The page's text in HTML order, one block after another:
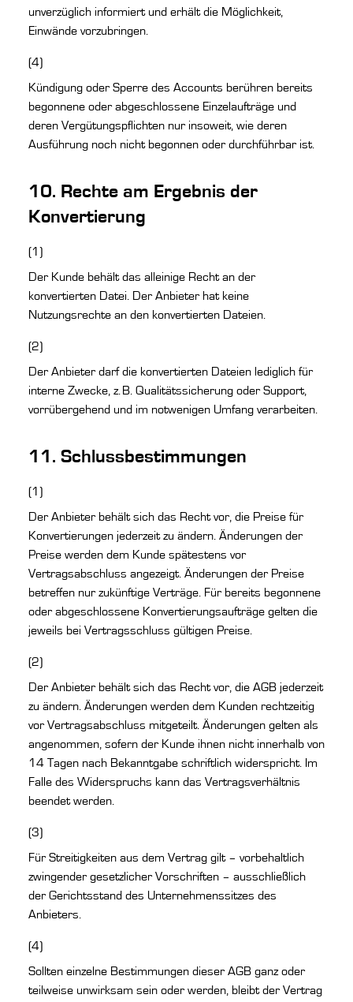
unverzüglich informiert und erhält die Möglichkeit,
Einwände vorzubringen.
(4)
Kündigung oder Sperre des Accounts berühren bereits
begonnene oder abgeschlossene Einzelaufträge und
deren Vergütungspflichten nur insoweit, wie deren
Ausführung noch nicht begonnen oder durchführbar ist.
10. Rechte am Ergebnis der
Konvertierung
(1)
Der Kunde behält das alleinige Recht an der
konvertierten Datei. Der Anbieter hat keine
Nutzungsrechte an den konvertierten Dateien.
(2)
Der Anbieter darf die konvertierten Dateien lediglich für
interne Zwecke, z. B. Qualitätssicherung oder Support,
vorrübergehend und im notwenigen Umfang verarbeiten.
11. Schlussbestimmungen
(1)
Der Anbieter behält sich das Recht vor, die Preise für
Konvertierungen jederzeit zu ändern. Änderungen der
Preise werden dem Kunde spätestens vor
Vertragsabschluss angezeigt. Änderungen der Preise
betreffen nur zukünftige Verträge. Für bereits begonnene
oder abgeschlossene Konvertierungsaufträge gelten die
jeweils bei Vertragsschluss gültigen Preise.
(2)
Der Anbieter behält sich das Recht vor, die AGB jederzeit
zu ändern. Änderungen werden dem Kunden rechtzeitig
vor Vertragsabschluss mitgeteilt. Änderungen gelten als
angenommen, sofern der Kunde ihnen nicht innerhalb von
14 Tagen nach Bekanntgabe schriftlich widerspricht. Im
Falle des Widerspruchs kann das Vertragsverhältnis
beendet werden.
(3)
Für Streitigkeiten aus dem Vertrag gilt – vorbehaltlich
zwingender gesetzlicher Vorschriften – ausschließlich
der Gerichtsstand des Unternehmenssitzes des
Anbieters.
(4)
Sollten einzelne Bestimmungen dieser AGB ganz oder
teilweise unwirksam sein oder werden, bleibt der Vertrag